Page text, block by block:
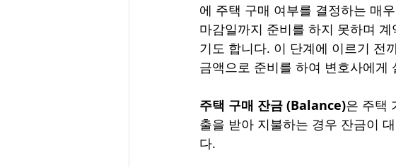
에 주택 구매 여부를 결정하는 매
마감일까지 준비를 하지 못하며
기도 합니다. 이 단계에 이르기 전
금액으로 준비를 하여 변호사에게
주택 구매 잔금 (Balance)은 주택
출을 받아 지불하는 경우 잔금이
다.